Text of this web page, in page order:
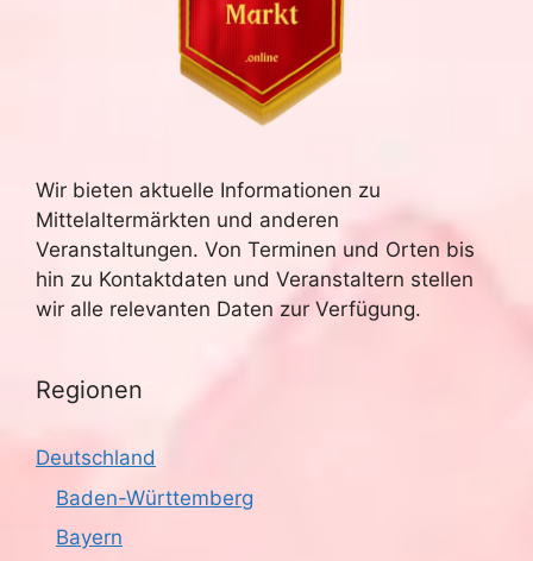
Wir bieten aktuelle Informationen zu
Mittelaltermärkten und anderen
Veranstaltungen. Von Terminen und Orten bis
hin zu Kontaktdaten und Veranstaltern stellen
wir alle relevanten Daten zur Verfügung.
Regionen
Deutschland
Baden-Württemberg
Bayern